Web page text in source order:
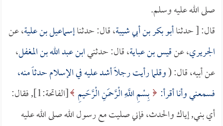
صلى الله عليه وسلم.
قال: [ حدثناأبو بكر بن أبي شيبة، قال: حدثناإسماعيل بن علية، عن
الجريري، عنقيس بن عباية، قال: حدثنيابن عبد الله بن المغفل،
عن أبيه، قال: (وقلما رأيت رجلاً أشد عليه في الإسلام حدثاً منه،
فسمعني وأنا أقرأ: بِسْمِ اللَّهِ الْرَّحمَنِ الْرَّحَيمِ
[الفاتحة:1], فقال:
أي بني, إياك والحدث، فإني صليت مع رسول الله صلى الله عليه